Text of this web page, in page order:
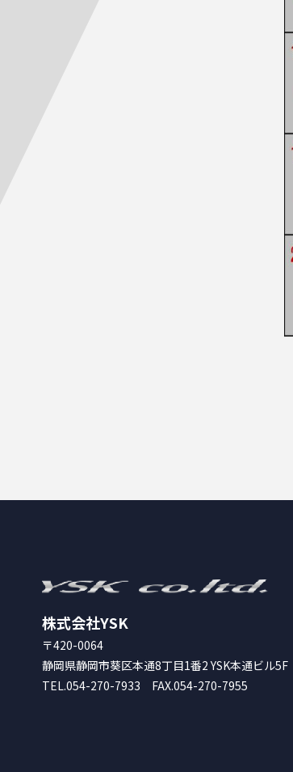
株式会社YSK
〒420-0064
静岡県静岡市葵区本通8丁目1番2 YSK本通ビル5F
TEL.054-270-7933 FAX.054-270-7955